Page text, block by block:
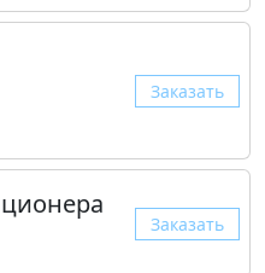
Заказать
Заказать